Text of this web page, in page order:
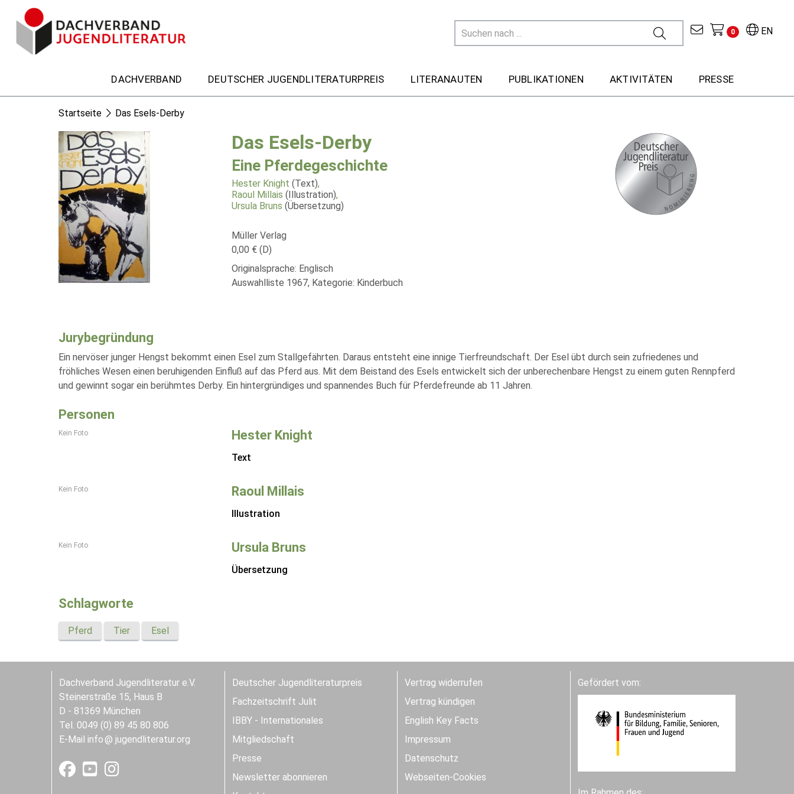
EN
0
DACHVERBAND DEUTSCHER JUGENDLITERATURPREIS LITERANAUTEN PUBLIKATIONEN AKTIVITÄTEN PRESSE
Startseite Das Esels-Derby
Das Esels-Derby
Eine Pferdegeschichte
Hester Knight (Text),
Raoul Millais (Illustration),
Ursula Bruns (Übersetzung)
Müller Verlag
0,00 € (D)
Originalsprache: Englisch
Auswahlliste 1967, Kategorie: Kinderbuch
Jurybegründung
Ein nervöser junger Hengst bekommt einen Esel zum Stallgefährten. Daraus entsteht eine innige Tierfreundschaft. Der Esel übt durch sein zufriedenes und
fröhliches Wesen einen beruhigenden Einfluß auf das Pferd aus. Mit dem Beistand des Esels entwickelt sich der unberechenbare Hengst zu einem guten Rennpferd
und gewinnt sogar ein berühmtes Derby. Ein hintergründiges und spannendes Buch für Pferdefreunde ab 11 Jahren.
Personen
Kein Foto Hester Knight
Text
Kein Foto Raoul Millais
Illustration
Kein Foto Ursula Bruns
Übersetzung
Schlagworte
Pferd Tier Esel
Dachverband Jugendliteratur e.V.
Steinerstraße 15, Haus B
D - 81369 München
Tel. 0049 (0) 89 45 80 806
E-Mail info jugendliteratur.org
Deutscher Jugendliteraturpreis
Fachzeitschrift Julit
IBBY - Internationales
Mitgliedschaft
Presse
Newsletter abonnieren
Vertrag widerrufen
Vertrag kündigen
English Key Facts
Impressum
Datenschutz
Webseiten-Cookies
Gefördert vom: